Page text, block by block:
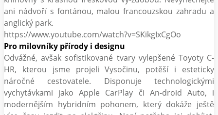
ani nádvoří s fontánou, malou francouzskou zahradu a
anglický park.
https://www.youtube.com/watch?v=SKikgIxCgOo
Pro milovníky přírody i designu
Odvážné, avšak sofistikované tvary vylepšené Toyoty C-
HR, kterou jsme projeli Vysočinu, potěší i esteticky
náročné cestovatele. Disponuje technologickými
vychytávkami jako Apple CarPlay či An-droid Auto, i
modernějším hybridním pohonem, který dokáže ještě